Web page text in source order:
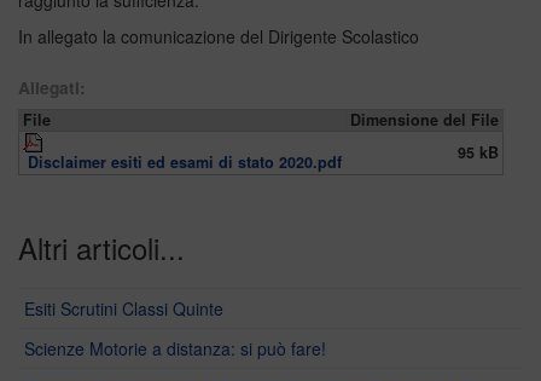
In allegato la comunicazione del Dirigente Scolastico
Allegati:
File
Dimensione del File
Disclaimer esiti ed esami di stato 2020.pdf
95 kB
Altri articoli...
Esiti Scrutini Classi Quinte
Scienze Motorie a distanza: si può fare!